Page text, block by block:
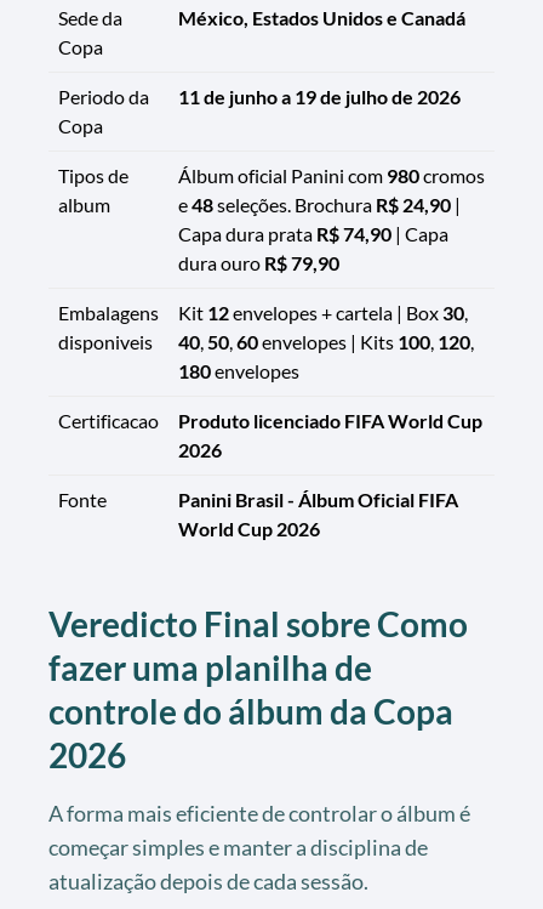
Sede da
Copa
México, Estados Unidos e Canadá
Periodo da
Copa
11 de junho a 19 de julho de 2026
Tipos de
album
Álbum oficial Panini com 980cromos
e48seleções. Brochura R$ 24,90 |
Capa dura prata R$ 74,90 | Capa
dura ouro R$ 79,90
Embalagens
disponiveis
Kit 12envelopes + cartela | Box30,
40,50,60envelopes | Kits 100, 120,
180envelopes
Certificacao
Produto licenciado FIFA World Cup
2026
Fonte
Panini Brasil - Álbum Oficial FIFA
World Cup 2026
Veredicto Final sobre Como
fazer uma planilha de
controle do álbum da Copa
2026
A forma mais eficiente de controlar o álbum é
começar simples e manter a disciplina de
atualização depois de cada sessão.